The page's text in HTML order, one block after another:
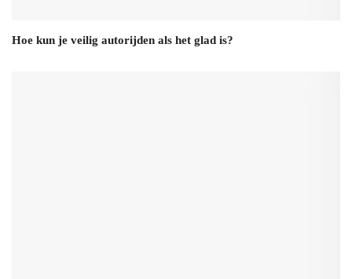
Hoe kun je veilig autorijden als het glad is?